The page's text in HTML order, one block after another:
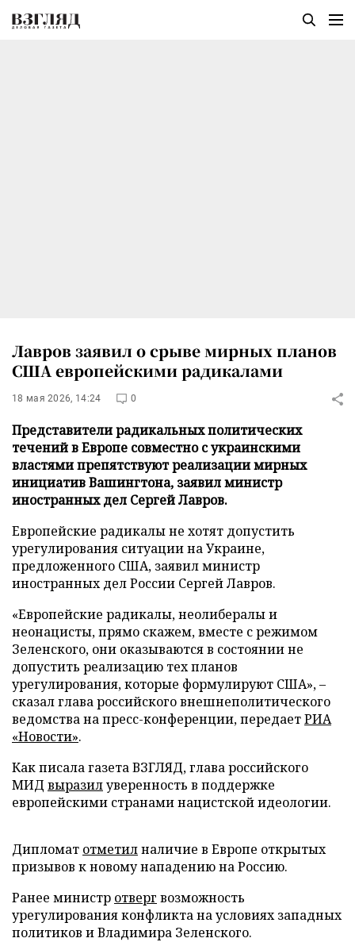
Лавров заявил о срыве мирных планов
США европейскими радикалами
18 мая 2026, 14:24 0
Представители радикальных политических
течений в Европе совместно с украинскими
властями препятствуют реализации мирных
инициатив Вашингтона, заявил министр
иностранных дел Сергей Лавров.
Европейские радикалы не хотят допустить
урегулирования ситуации на Украине,
предложенного США, заявил министр
иностранных дел России Сергей Лавров.
«Европейские радикалы, неолибералы и
неонацисты, прямо скажем, вместе с режимом
Зеленского, они оказываются в состоянии не
допустить реализацию тех планов
урегулирования, которые формулируют США», –
сказал глава российского внешнеполитического
ведомства на пресс-конференции, передаетРИА
«Новости».
Как писала газета ВЗГЛЯД, глава российского
МИД выразилуверенность в поддержке
европейскими странами нацистской идеологии.
Дипломат отметилналичие в Европе открытых
призывов к новому нападению на Россию.
Ранее министр отверг возможность
урегулирования конфликта на условиях западных
политиков и Владимира Зеленского.